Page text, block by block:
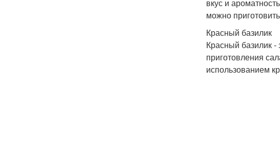
вкус и
можно
Красный базилик
Красный базилик
приготовления
использованием